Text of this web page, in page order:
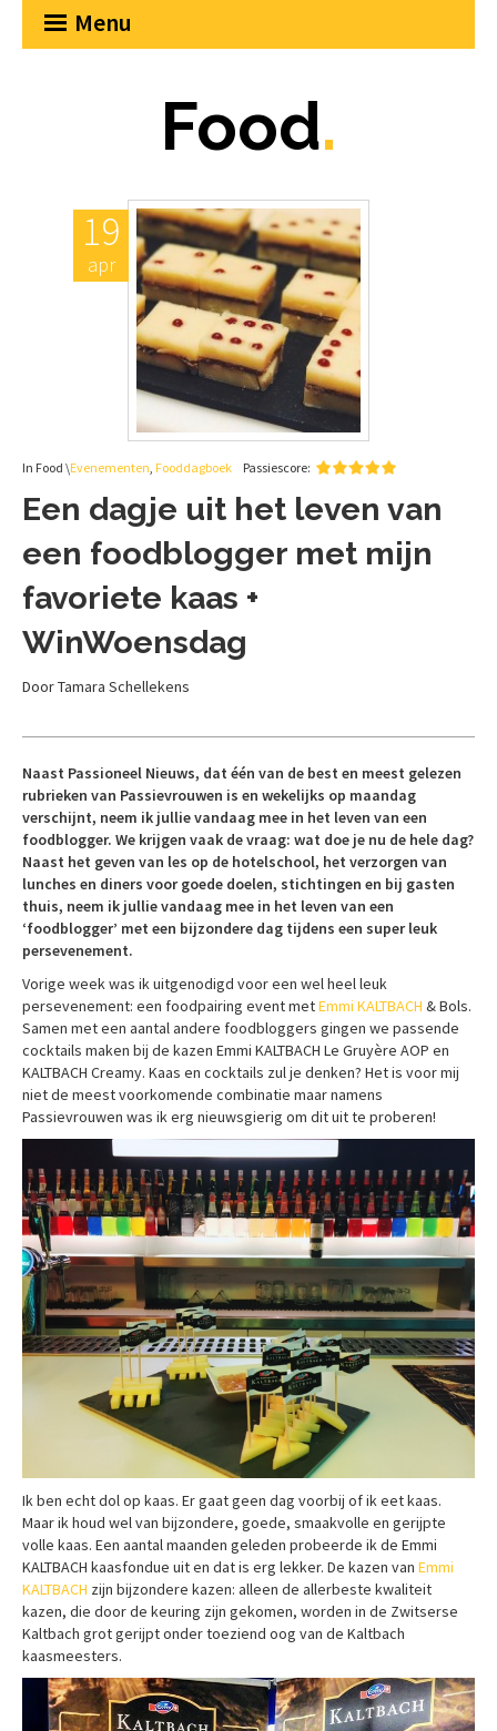
Menu
Food.
19
apr
In Food \Evenementen, Fooddagboek Passiescore:
Een dagje uit het leven van
een foodblogger met mijn
favoriete kaas +
WinWoensdag
Door Tamara Schellekens
Naast Passioneel Nieuws, dat één van de best en meest gelezen
rubrieken van Passievrouwen is en wekelijks op maandag
verschijnt, neem ik jullie vandaag mee in het leven van een
foodblogger. We krijgen vaak de vraag: wat doe je nu de hele dag?
Naast het geven van les op de hotelschool, het verzorgen van
lunches en diners voor goede doelen, stichtingen en bij gasten
thuis, neem ik jullie vandaag mee in het leven van een
‘foodblogger’ met een bijzondere dag tijdens een super leuk
persevenement.
Vorige week was ik uitgenodigd voor een wel heel leuk
persevenement: een foodpairing event metEmmi KALTBACH & Bols.
Samen met een aantal andere foodbloggers gingen we passende
cocktails maken bij de kazen Emmi KALTBACH Le Gruyère AOP en
KALTBACH Creamy. Kaas en cocktails zul je denken? Het is voor mij
niet de meest voorkomende combinatie maar namens
Passievrouwen was ik erg nieuwsgierig om dit uit te proberen!
Ik ben echt dol op kaas. Er gaat geen dag voorbij of ik eet kaas.
Maar ik houd wel van bijzondere, goede, smaakvolle en gerijpte
volle kaas. Een aantal maanden geleden probeerde ik de Emmi
KALTBACH kaasfondue uit en dat is erg lekker. De kazen van Emmi
KALTBACH zijn bijzondere kazen: alleen de allerbeste kwaliteit
kazen, die door de keuring zijn gekomen, worden in de Zwitserse
Kaltbach grot gerijpt onder toeziend oog van de Kaltbach
kaasmeesters.